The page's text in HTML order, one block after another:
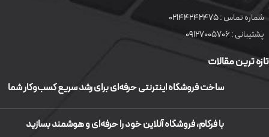
شماره تماس :02144242475
پشتیبانی :09127005706
تازه ترین مقالات
ساخت فروشگاه اینترنتی حرفه‌ای برای رشد سریع کسب‌وکار شما
با فرکام، فروشگاه آنلاین خود را حرفه‌ای و هوشمند بسازید